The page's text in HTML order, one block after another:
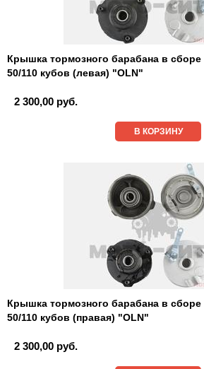
Крышка тормозного барабана в
50/110 кубов (левая) "OLN"
2 300,00 руб.
В КОРЗИНУ
Крышка тормозного барабана в
50/110 кубов (правая) "OLN"
2 300,00 руб.